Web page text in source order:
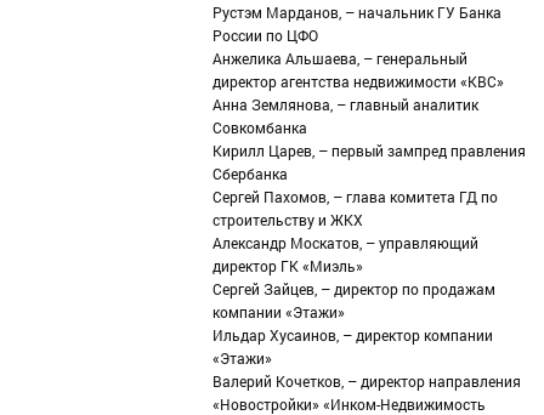
Рустэм Марданов, – начальник ГУ Банка
России по ЦФО
Анжелика Альшаева, – генеральный
директор агентства недвижимости «КВС»
Анна Землянова, – главный аналитик
Совкомбанка
Кирилл Царев, – первый зампред правления
Сбербанка
Сергей Пахомов, – глава комитета ГД по
строительству и ЖКХ
Александр Москатов, – управляющий
директор ГК «Миэль»
Сергей Зайцев, – директор по продажам
компании «Этажи»
Ильдар Хусаинов, – директор компании
«Этажи»
Валерий Кочетков, – директор направления
«Новостройки» «Инком-Недвижимость